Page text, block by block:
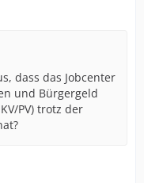
dass das Jobcenter
und Bürgergeld
PV) trotz der